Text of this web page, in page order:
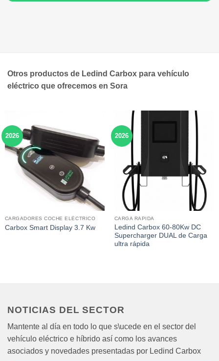
Otros productos de Ledind Carbox para vehículo
eléctrico que ofrecemos en Sora
2026
CARGADORES COCHE ELÉCTRICO
Carbox Smart Display 3.7 Kw
2026
CARGA RAPIDA
Ledind Carbox 60-80Kw DC
Supercharger DUAL de Carga
ultra rápida
NOTICIAS DEL SECTOR
Mantente al día en todo lo que s\ucede en el sector del
vehículo eléctrico e híbrido así como los avances
asociados y novedades presentadas por Ledind Carbox